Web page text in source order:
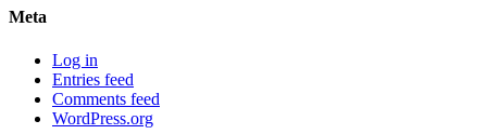
Meta
Log in
Entries feed
Comments feed
WordPress.org